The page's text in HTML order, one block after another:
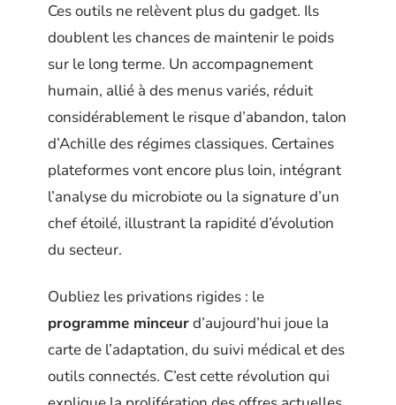
Ces outils ne relèvent plus du gadget. Ils
doublent les chances de maintenir le poids
sur le long terme. Un accompagnement
humain, allié à des menus variés, réduit
considérablement le risque d’abandon, talon
d’Achille des régimes classiques. Certaines
plateformes vont encore plus loin, intégrant
l’analyse du microbiote ou la signature d’un
chef étoilé, illustrant la rapidité d’évolution
du secteur.
Oubliez les privations rigides : le
programme minceurd’aujourd’hui joue la
carte de l’adaptation, du suivi médical et des
outils connectés. C’est cette révolution qui